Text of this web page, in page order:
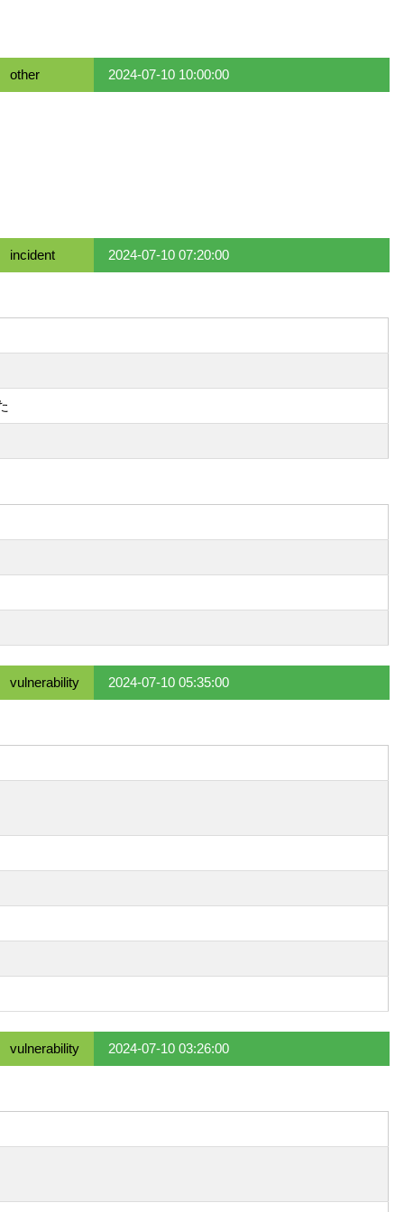
other 2024-07-10 10:00:00
incident 2024-07-10 07:20:00
vulnerability 2024-07-10 05:35:00
vulnerability 2024-07-10 03:26:00